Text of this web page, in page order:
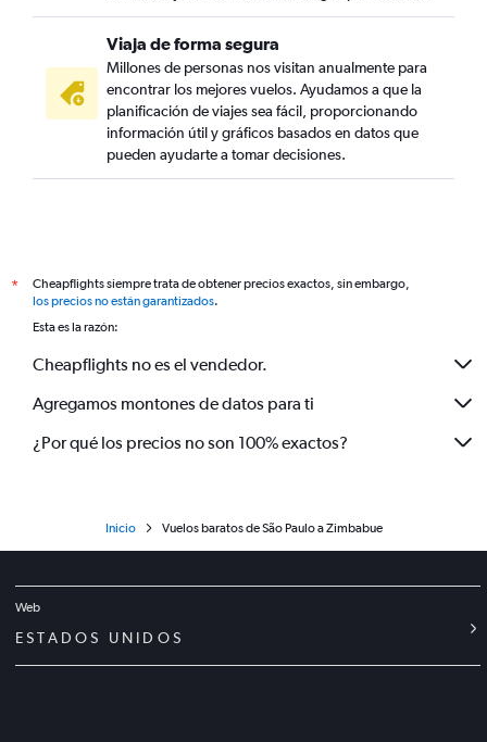
Viaja de forma segura
Millones de personas nos visitan anualmente para
encontrar los mejores vuelos. Ayudamos a que la
planificación de viajes sea fácil, proporcionando
información útil y gráficos basados en datos que
pueden ayudarte a tomar decisiones.
*
Cheapflights siempre trata de obtener precios exactos, sin embargo,
los precios no están garantizados.
Esta es la razón:
Cheapflights no es el vendedor.
Agregamos montones de datos para ti
¿Por qué los precios no son 100% exactos?
Inicio Vuelos baratos de São Paulo a Zimbabue
Web
ESTADOS UNIDOS